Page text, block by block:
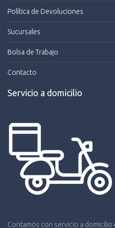
Política de Devoluciones
Sucursales
Bolsa de Trabajo
Contacto
Servicio a domicilio
Contamos con servicio a domicilio